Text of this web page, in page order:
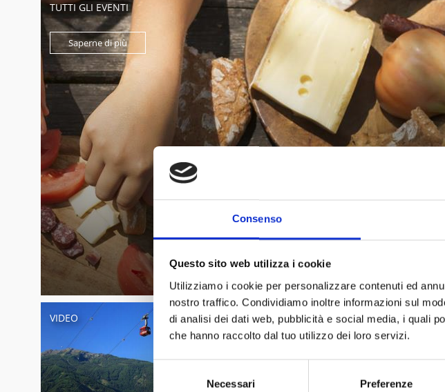
Consenso
Questo sito web utilizza i cookie
Utilizziamo i cookie per personalizzare contenuti ed
nostro traffico. Condividiamo inoltre informazioni sul
di analisi dei dati web, pubblicità e social media, i quali
che hanno raccolto dal tuo utilizzo dei loro servizi.
Selezione
del
Necessari Preferenze
TUTTI GLI EVENTI
Saperne di più
VIDEO